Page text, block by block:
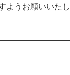
ようお願いいたし